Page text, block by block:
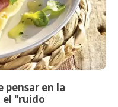
pensar en la
el "ruido